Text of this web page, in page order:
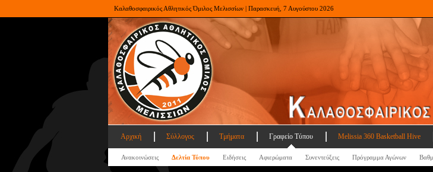
Καλαθοσφαιρικός Αθλητικός Όμιλος Μελισσίων | Παρασκευή, 7 Αυγούστου 2026
Αρχική Σύλλογος Τμήματα Γραφείο Τύπου Melissia 360 Basketball Hive
Ανακοινώσεις Δελτία Τύπου Ειδήσεις Αφιερώματα Συνεντεύξεις Πρόγραμμα Αγώνων